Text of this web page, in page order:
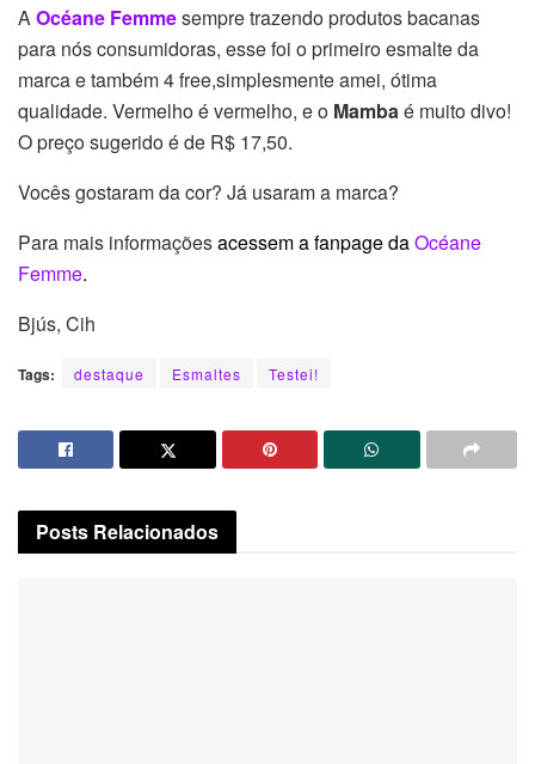
AOcéane Femmesempre trazendo produtos bacanas
para nós consumidoras, esse foi o primeiro esmalte da
marca e também 4 free,simplesmente amei, ótima
qualidade. Vermelho é vermelho, e o Mambaé muito divo!
O preço sugerido é de R$ 17,50.
Vocês gostaram da cor? Já usaram a marca?
Para mais informaçõesacessem a fanpage daOcéane
Femme.
Bjús, Cih
Tags: destaque Esmaltes Testei!
Posts Relacionados